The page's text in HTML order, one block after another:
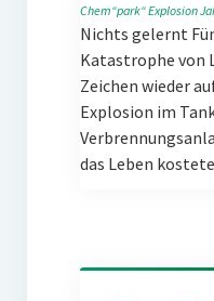
Chem“park“Explosion
Nichts gelernt
Katastrophe von
Zeichen wieder
Explosion im
das Leben